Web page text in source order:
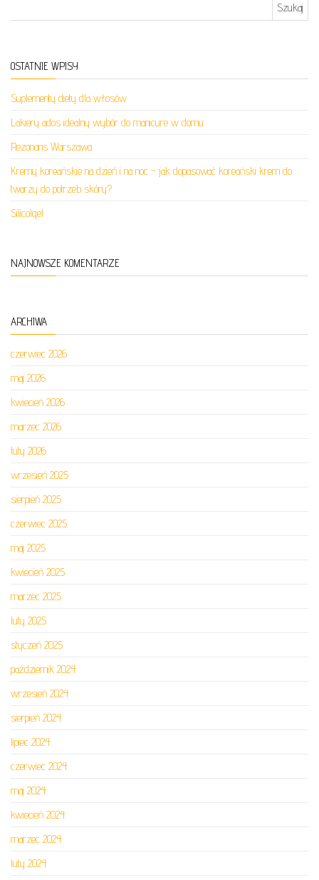
OSTATNIE WPISY
Suplementy diety dla włosów
Lakiery ados idealny wybór do manicure w domu
Rezonans Warszawa
Kremy koreańskie na dzień i na noc – jak dopasować koreański krem do
twarzy do potrzeb skóry?
Silicolgel
NAJNOWSZE KOMENTARZE
ARCHIWA
czerwiec 2026
maj 2026
kwiecień 2026
marzec 2026
luty 2026
wrzesień 2025
sierpień 2025
czerwiec 2025
maj 2025
kwiecień 2025
marzec 2025
luty 2025
styczeń 2025
październik 2024
wrzesień 2024
sierpień 2024
lipiec 2024
czerwiec 2024
maj 2024
kwiecień 2024
marzec 2024
luty 2024